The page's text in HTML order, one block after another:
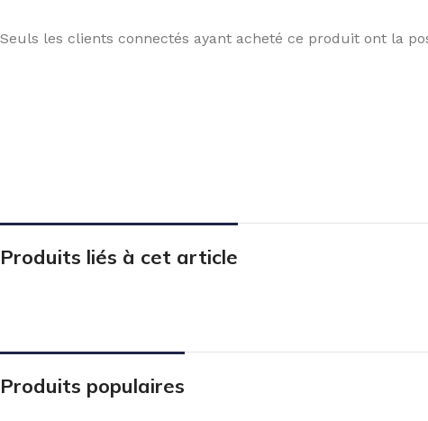
Seuls les clients connectés ayant acheté ce produit ont la
Produits liés à cet article
Produits populaires